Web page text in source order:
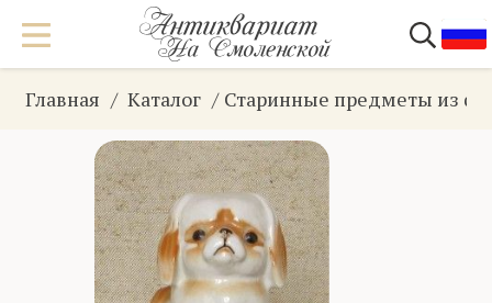
Главная Каталог Старинные предметы из